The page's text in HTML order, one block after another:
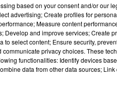
based on your consent and/or our
advertising; Create profiles for
Measure content
Develop and improve services; Create
select content; Ensure security,
privacy choices. These
functionalities: Identify devices
data from other data sources;